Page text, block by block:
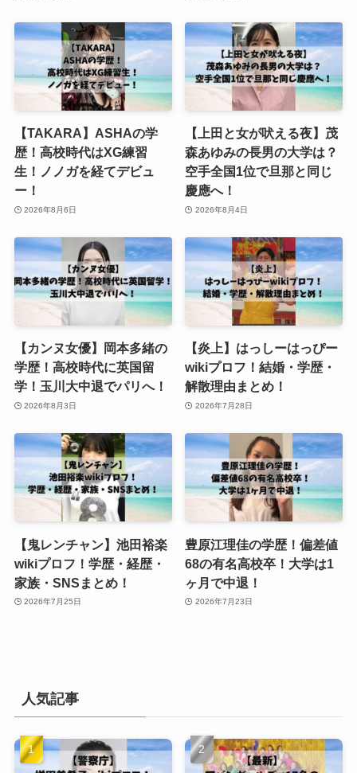
【TAKARA】ASHAの学
歴！高校時代はXG練習
生！ノノガを経てデビュ
ー！
2026年8月6日
【上田と女が吠える夜】茂
森あゆみの長男の大学は？
空手全国1位で旦那と同じ
慶應へ！
2026年8月4日
【カンヌ女優】岡本多緒の
学歴！高校時代に英国留
学！玉川大中退でパリへ！
2026年8月3日
【炎上】はっしーはっぴー
wikiプロフ！結婚・学歴・
解散理由まとめ！
2026年7月28日
【鬼レンチャン】池田裕楽
wikiプロフ！学歴・経歴・
家族・SNSまとめ！
2026年7月25日
豊原江理佳の学歴！偏差値
68の有名高校卒！大学は1
ヶ月で中退！
2026年7月23日
人気記事